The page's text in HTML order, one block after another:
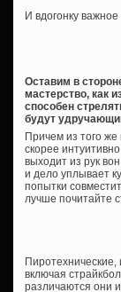
И вдогонку
Оставим в
мастерство, как
способен
будут
Причем из того
скорее
выходит из рук
и дело уплывает
попытки
лучше почитайте
включая
различаются они